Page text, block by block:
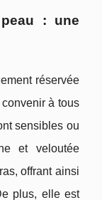
: une
réservée
à tous
sensibles ou
et veloutée
offrant ainsi
plus, elle est